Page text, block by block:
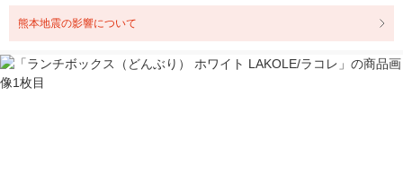
熊本地震の影響について